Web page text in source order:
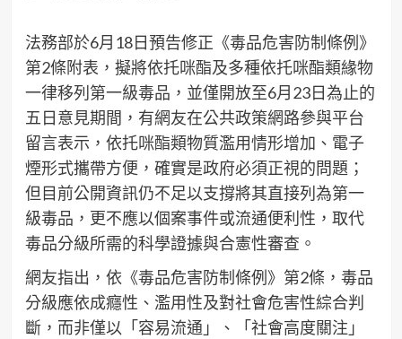
法務部於6月18日預告修正《毒品危害防制條例》
第2條附表，擬將依托咪酯及多種依托咪酯類緣物
一律移列第一級毒品，並僅開放至6月23日為止的
五日意見期間，有網友在公共政策網路參與平台
留言表示，依托咪酯類物質濫用情形增加、電子
煙形式攜帶方便，確實是政府必須正視的問題；
但目前公開資訊仍不足以支撐將其直接列為第一
級毒品，更不應以個案事件或流通便利性，取代
毒品分級所需的科學證據與合憲性審查。
網友指出，依《毒品危害防制條例》第2條，毒品
分級應依成癮性、濫用性及對社會危害性綜合判
斷，而非僅以「容易流通」、「社會高度關注」